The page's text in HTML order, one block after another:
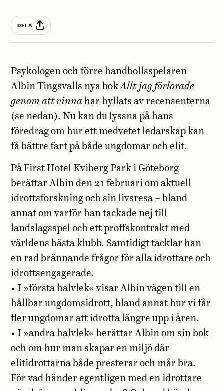
DELA
Psykologen och förre handbollsspelaren
Albin Tingsvalls nya bokAllt jag förlorade
genom att vinna har hyllats av recensenterna
(se nedan). Nu kan du lyssna på hans
föredrag om hur ett medvetet ledarskap kan
få bättre fart på både ungdomar och elit.
På First Hotel Kviberg Park i Göteborg
berättar Albin den 21 februari om aktuell
idrottsforskning och sin livsresa – bland
annat om varför han tackade nej till
landslagsspel och ett proffskontrakt med
världens bästa klubb. Samtidigt tacklar han
en rad brännande frågor för alla idrottare och
idrottsengagerade.
• I »första halvlek« visar Albin vägen till en
hållbar ungdomsidrott, bland annat hur vi får
fler ungdomar att idrotta längre upp i åren.
• I »andra halvlek« berättar Albin om sin bok
och om hur man skapar en miljö där
elitidrottarna både presterar och mår bra.
För vad händer egentligen med en idrottare